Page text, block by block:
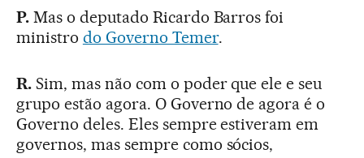
P. Mas o deputado Ricardo Barros foi
ministro do Governo Temer.
R. Sim, mas não com o poder que ele e seu
grupo estão agora. O Governo de agora é o
Governo deles. Eles sempre estiveram em
governos, mas sempre como sócios,